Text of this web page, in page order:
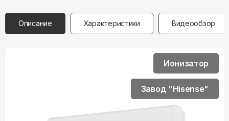
Описание Характеристики Видеообзор
Ионизатор
Завод "Hisense"